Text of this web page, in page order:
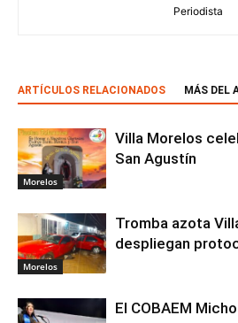
Periodista
ARTÍCULOS RELACIONADOS MÁS DEL
Morelos
Villa Morelos
San Agustín
Morelos
Tromba azota
despliegan
El COBAEM